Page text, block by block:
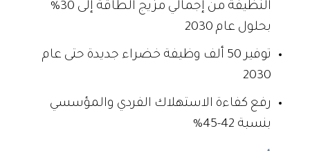
النظيفة من إجمالي مزيج الطاقة إلى 30%
بحلول عام 2030
توفير 50 ألف وظيفة خضراء جديدة حتى عام
2030
رفع كفاءة الاستهلاك الفردي والمؤسسي
بنسبة 42-45%